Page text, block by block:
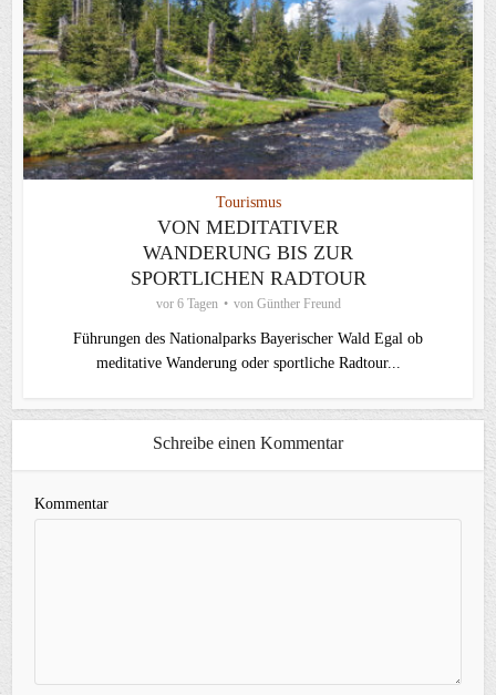
Tourismus
VON MEDITATIVER
WANDERUNG BIS ZUR
SPORTLICHEN RADTOUR
vor 6 Tagen von Günther Freund
Führungen des Nationalparks Bayerischer Wald Egal ob
meditative Wanderung oder sportliche Radtour...
Schreibe einen Kommentar
Kommentar